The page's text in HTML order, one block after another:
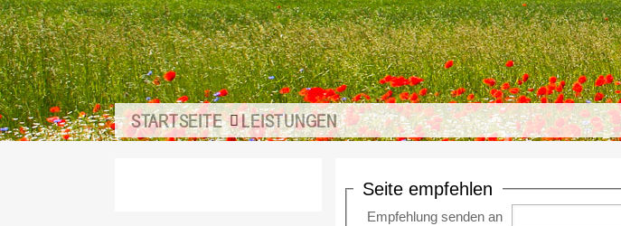
STARTSEITE LEISTUNGEN
Seite empfehlen
Empfehlung senden an